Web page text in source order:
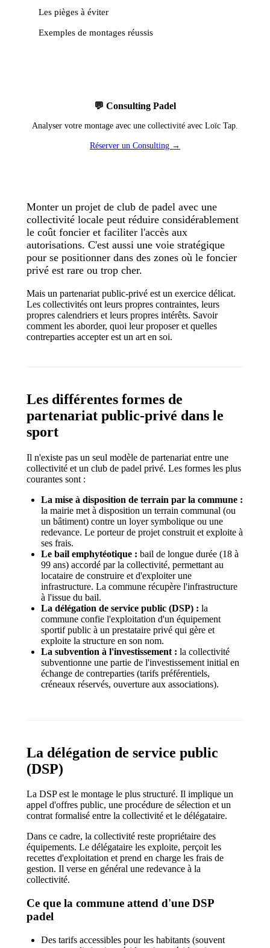
Les pièges à éviter
Exemples de montages réussis
💬 Consulting Padel
Analyser votre montage avec une collectivité avec Loïc Tap.
Réserver un Consulting →
Monter un projet de club de padel avec une
collectivité locale peut réduire considérablement
le coût foncier et faciliter l'accès aux
autorisations. C'est aussi une voie stratégique
pour se positionner dans des zones où le foncier
privé est rare ou trop cher.
Mais un partenariat public-privé est un exercice délicat.
Les collectivités ont leurs propres contraintes, leurs
propres calendriers et leurs propres intérêts. Savoir
comment les aborder, quoi leur proposer et quelles
contreparties accepter est un art en soi.
Les différentes formes de
partenariat public-privé dans le
sport
Il n'existe pas un seul modèle de partenariat entre une
collectivité et un club de padel privé. Les formes les plus
courantes sont :
La mise à disposition de terrain par la commune :
la mairie met à disposition un terrain communal (ou
un bâtiment) contre un loyer symbolique ou une
redevance. Le porteur de projet construit et exploite à
ses frais.
Le bail emphytéotique : bail de longue durée (18 à
99 ans) accordé par la collectivité, permettant au
locataire de construire et d'exploiter une
infrastructure. La commune récupère l'infrastructure
à l'issue du bail.
La délégation de service public (DSP) : la
commune confie l'exploitation d'un équipement
sportif public à un prestataire privé qui gère et
exploite la structure en son nom.
La subvention à l'investissement : la collectivité
subventionne une partie de l'investissement initial en
échange de contreparties (tarifs préférentiels,
créneaux réservés, ouverture aux associations).
La délégation de service public
(DSP)
La DSP est le montage le plus structuré. Il implique un
appel d'offres public, une procédure de sélection et un
contrat formalisé entre la collectivité et le délégataire.
Dans ce cadre, la collectivité reste propriétaire des
équipements. Le délégataire les exploite, perçoit les
recettes d'exploitation et prend en charge les frais de
gestion. Il verse en général une redevance à la
collectivité.
Ce que la commune attend d'une DSP
padel
Des tarifs accessibles pour les habitants (souvent